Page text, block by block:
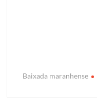
Baixada maranhense